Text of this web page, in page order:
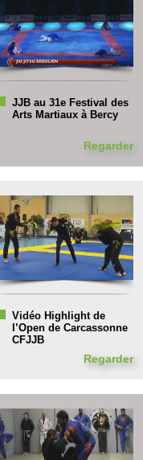
JJB au 31e Festival des
Arts Martiaux à Bercy
Regarder
Vidéo Highlight de
l’Open de Carcassonne
CFJJB
Regarder